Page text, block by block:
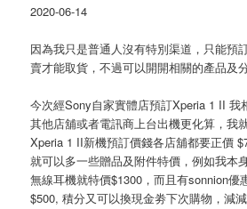
2020-06-14
因為我只是普通人沒有特別渠道，只能預
賣才能取貨，不過可以開開相關的產品及
今次經Sony自家實體店預訂Xperia 1 II 我
其他店舖或者電訊商上台出機更化算，我
Xperia 1 II新機預訂價錢各店舖都要正價
就可以多一些贈品及附件特價，例如我本
無線耳機就特價$1300，而且有sonnion優
$500, 積分又可以換現金劵下次購物，減